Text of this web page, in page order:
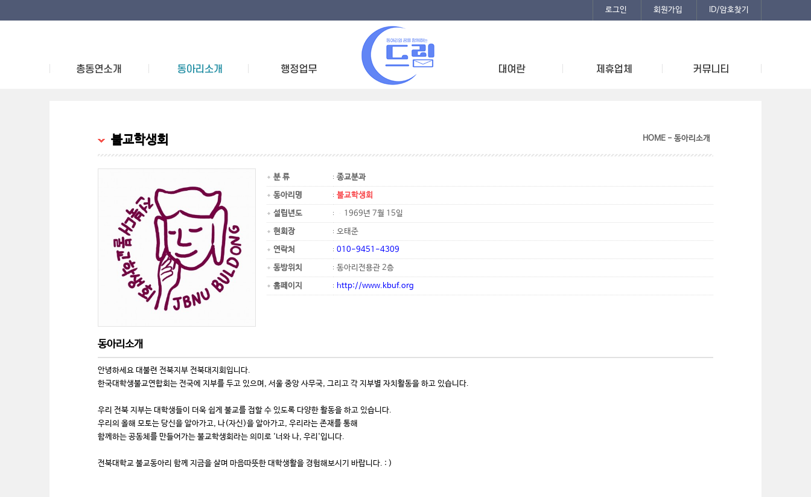
로그인 회원가입 ID/암호찾기
불교학생회 HOME - 동아리소개
분 류
종교분과
동아리명
불교학생회
설립년도
1969년 7월 15일
현회장
오태준
연락처
010-9451-4309
동방위치
동아리전용관 2층
홈페이지
http://www.kbuf.org
동아리소개
안녕하세요 대불련 전북지부 전북대지회입니다.
한국대학생불교연합회는 전국에 지부를 두고 있으며, 서울 중앙 사무국, 그리고 각 지부별 자치활동을 하고 있습니다.
우리 전북 지부는 대학생들이 더욱 쉽게 불교를 접할 수 있도록 다양한 활동을 하고 있습니다.
우리의 올해 모토는 당신을 알아가고, 나(자신)을 알아가고, 우리라는 존재를 통해
함께하는 공동체를 만들어가는 불교학생회라는 의미로 '너와 나, 우리'입니다.
전북대학교 불교동아리 함께 지금을 살며 마음따뜻한 대학생활을 경험해보시기 바랍니다. : )